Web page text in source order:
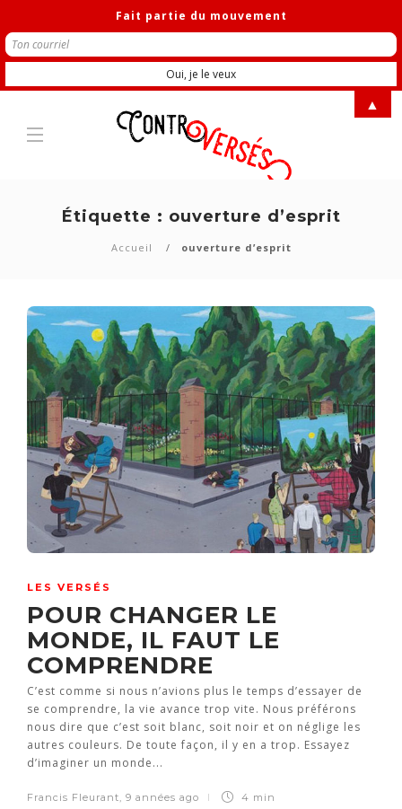
Étiquette : ouverture d’esprit
Accueil ouverture d’esprit
LES VERSÉS
POUR CHANGER LE
MONDE, IL FAUT LE
COMPRENDRE
C’est comme si nous n’avions plus le temps d’essayer de
se comprendre, la vie avance trop vite. Nous préférons
nous dire que c’est soit blanc, soit noir et on néglige les
autres couleurs. De toute façon, il y en a trop. Essayez
d’imaginer un monde...
Francis Fleurant, 9 années ago 4 min
Fait partie du mouvement
▲